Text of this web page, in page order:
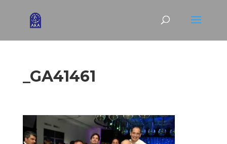
_GA41461